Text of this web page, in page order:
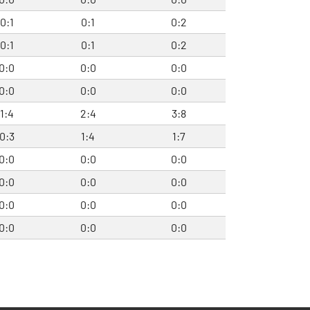
0:1 0:1
0:2
0:1 0:1
0:2
0:0 0:0
0:0
0:0 0:0
0:0
1:4 2:4
3:8
0:3 1:4
1:7
0:0 0:0
0:0
0:0 0:0
0:0
0:0 0:0
0:0
0:0 0:0 0:0